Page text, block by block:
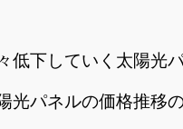
低下していく太陽光
光パネルの価格推移